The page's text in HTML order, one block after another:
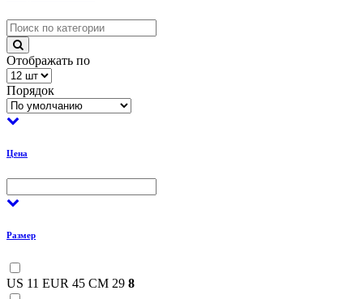
Отображать по
Порядок
Цена
Размер
US 11 EUR 45 CM 29 8